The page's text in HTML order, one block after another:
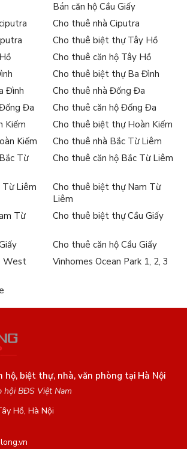
Bán căn hộ Cầu Giấy
Cho thuê nhà Ciputra
Cho thuê biệt thự Tây Hồ
Cho thuê căn hộ Tây Hồ
Cho thuê biệt thự Ba Đình
Đình
Cho thuê nhà Đống Đa
Đa
Cho thuê căn hộ Đống Đa
Kiếm
Cho thuê biệt thự Hoàn Kiếm
Kiếm
Cho thuê nhà Bắc Từ Liêm
Từ
Cho thuê căn hộ Bắc Từ Liêm
Từ Liêm
Cho thuê biệt thự Nam Từ
Liêm
Từ
Cho thuê biệt thự Cầu Giấy
Cho thuê căn hộ Cầu Giấy
West
Vinhomes Ocean Park 1, 2, 3
hộ, biệt thự, nhà, văn phòng tại Hà Nội
hội BĐS Việt Nam
Hồ, Hà Nội